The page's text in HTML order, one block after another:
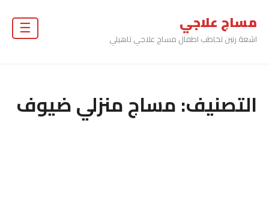
مساج علاجي
اشعة رنين تخاطب اطفال مساج علاجي تاهيلي
التصنيف:مساج منزلي ضيوف